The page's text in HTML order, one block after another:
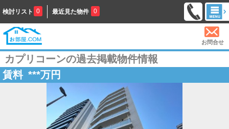
検討リスト 0 最近見た物件 0
お問合せ
カプリコーンの過去掲載物件情報
賃料 ***万円